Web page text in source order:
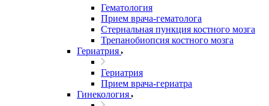
Гематология
Прием врача-гематолога
Стернальная пункция костного мозга
Трепанобиопсия костного мозга
Гериатрия
Гериатрия
Прием врача-гериатра
Гинекология